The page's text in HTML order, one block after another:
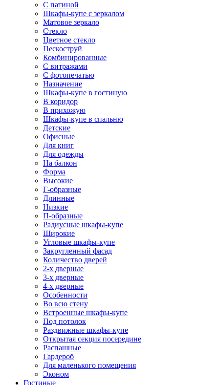
С патиной
Шкафы-купе с зеркалом
Матовое зеркало
Стекло
Цветное стекло
Пескоструй
Комбинированные
С витражами
С фотопечатью
Назначение
Шкафы-купе в гостиную
В коридор
В прихожую
Шкафы-купе в спальню
Детские
Офисные
Для книг
Для одежды
На балкон
Форма
Высокие
Г-образные
Длинные
Низкие
П-образные
Радиусные шкафы-купе
Широкие
Угловые шкафы-купе
Закругленный фасад
Количество дверей
2-х дверные
3-х дверные
4-х дверные
Особенности
Во всю стену
Встроенные шкафы-купе
Под потолок
Раздвижные шкафы-купе
Открытая секция посередине
Распашные
Гардероб
Для маленького помещения
Эконом
Гостиные